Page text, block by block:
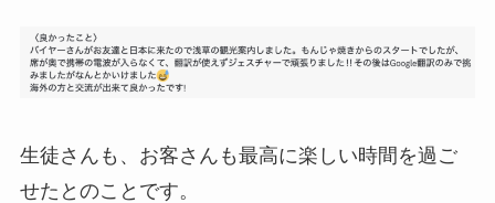
生徒さんも、お客さんも最高に楽しい時間を過ご
せたとのことです。